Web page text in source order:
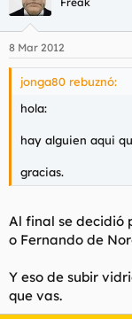
8 Mar 2012
jonga80 rebuznó:
hola:
hay alguien aqui
gracias.
Al final se decidió
o Fernando de
Y eso de subir
que vas.